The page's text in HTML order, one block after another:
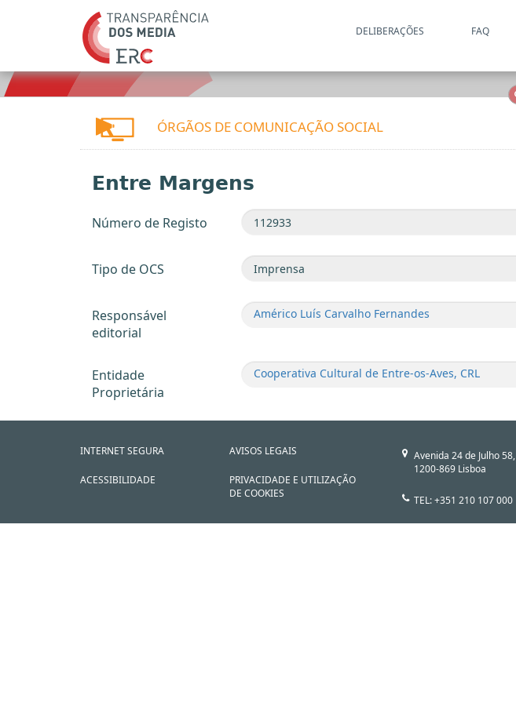
DELIBERAÇÕES FAQ
ÓRGÃOS DE COMUNICAÇÃO SOCIAL
Entre Margens
Número de Registo
Tipo de OCS
Responsável
editorial
Américo Luís Carvalho Fernandes
Entidade
Proprietária
Cooperativa Cultural de Entre-os-Aves, CRL
INTERNET SEGURA
ACESSIBILIDADE
AVISOS LEGAIS
PRIVACIDADE E UTILIZAÇÃO
DE COOKIES
Avenida 24 de Julho 58,
1200-869 Lisboa
TEL: +351 210 107 000